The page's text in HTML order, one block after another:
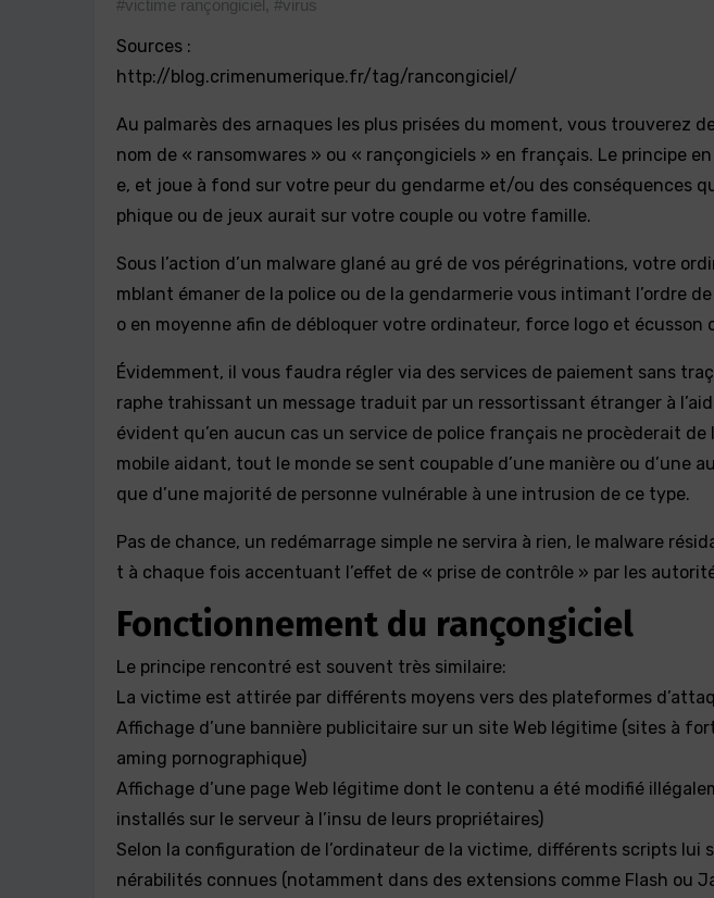
#victime rançongiciel , #virus
Sources :
http://blog.crimenumerique.fr/tag/rancongiciel/
Au palmarès des arnaques les plus prisées du moment, vous trouverez
nom de « ransomwares » ou « rançongiciels » en français. Le principe
e, et joue à fond sur votre peur du gendarme et/ou des conséquences
phique ou de jeux aurait sur votre couple ou votre famille.
Sous l’action d’un malware glané au gré de vos pérégrinations, votre
mblant émaner de la police ou de la gendarmerie vous intimant l’ordre
o en moyenne afin de débloquer votre ordinateur, force logo et écusson
Évidemment, il vous faudra régler via des services de paiement sans
raphe trahissant un message traduit par un ressortissant étranger à
évident qu’en aucun cas un service de police français ne procèderait
mobile aidant, tout le monde se sent coupable d’une manière ou d’une
que d’une majorité de personne vulnérable à une intrusion de ce type.
Pas de chance, un redémarrage simple ne servira à rien, le malware
t à chaque fois accentuant l’effet de « prise de contrôle » par les
Fonctionnement du rançongiciel
Le principe rencontré est souvent très similaire:
La victime est attirée par différents moyens vers des plateformes
Affichage d’une bannière publicitaire sur un site Web légitime (sites à
aming pornographique)
Affichage d’une page Web légitime dont le contenu a été modifié
installés sur le serveur à l’insu de leurs propriétaires)
Selon la configuration de l’ordinateur de la victime, différents scripts lui
nérabilités connues (notamment dans des extensions comme Flash ou